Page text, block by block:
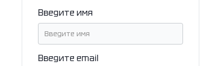
Введите имя
Введите email